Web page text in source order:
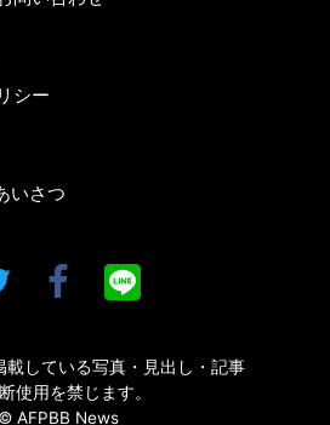
シー
いさつ
載している写真・見出し・記事
使用を禁じます。
© AFPBB News